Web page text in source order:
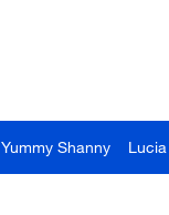
Yummy Shanny